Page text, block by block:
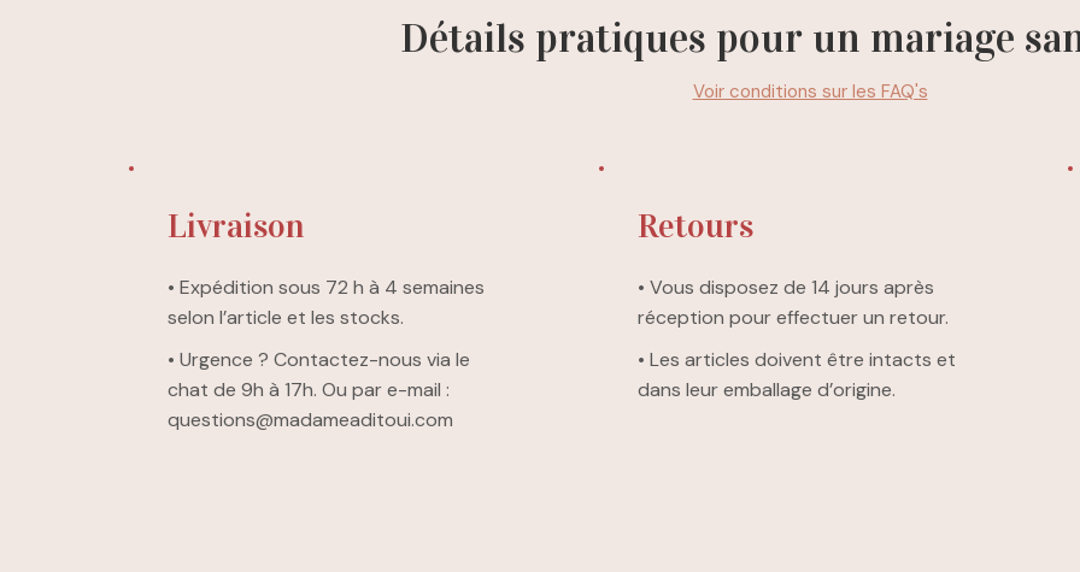
Détails pratiques pour un mariage
Voir conditions sur les FAQ's
Livraison
• Expédition sous 72 h à 4 semaines
selon l’article et les stocks.
• Urgence ? Contactez-nous via le
chat de 9h à 17h. Ou par e-mail :
questions@madameaditoui.com
Retours
• Vous disposez de 14 jours après
réception pour effectuer un retour.
• Les articles doivent être intacts et
dans leur emballage d’origine.